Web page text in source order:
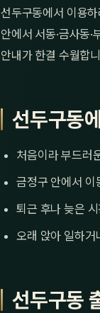
선두구동에서 이용
안에서 서동·금사동
안내가 한결 수월합
선두구동
처음이라 부드러
금정구 안에서 이
퇴근 후나 늦은
오래 앉아 일하거
선두구동